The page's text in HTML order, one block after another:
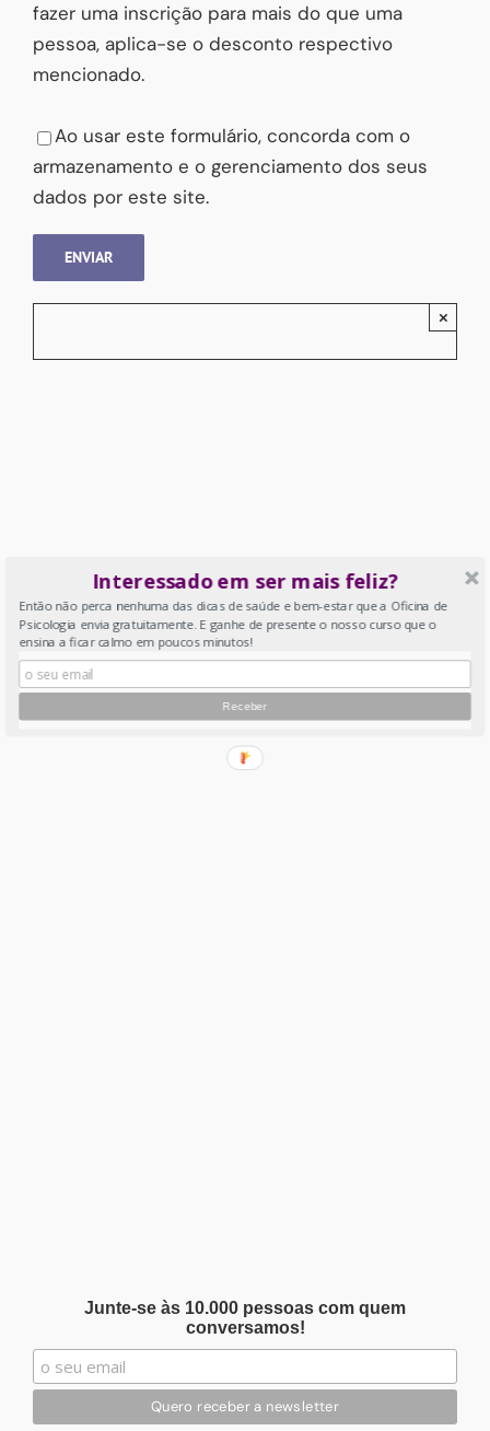
fazer uma inscrição para mais do que uma
pessoa, aplica-se o desconto respectivo
mencionado.
Ao usar este formulário, concorda com o
armazenamento e o gerenciamento dos seus
dados por este site.
×
Junte-se às 10.000 pessoas com quem
conversamos!
Interessado em ser mais feliz?
Então não perca nenhuma das dicas de saúde e bem-estar que a Oficina de
Psicologia envia gratuitamente. E ganhe de presente o nosso curso que o
ensina a ficar calmo em poucos minutos!